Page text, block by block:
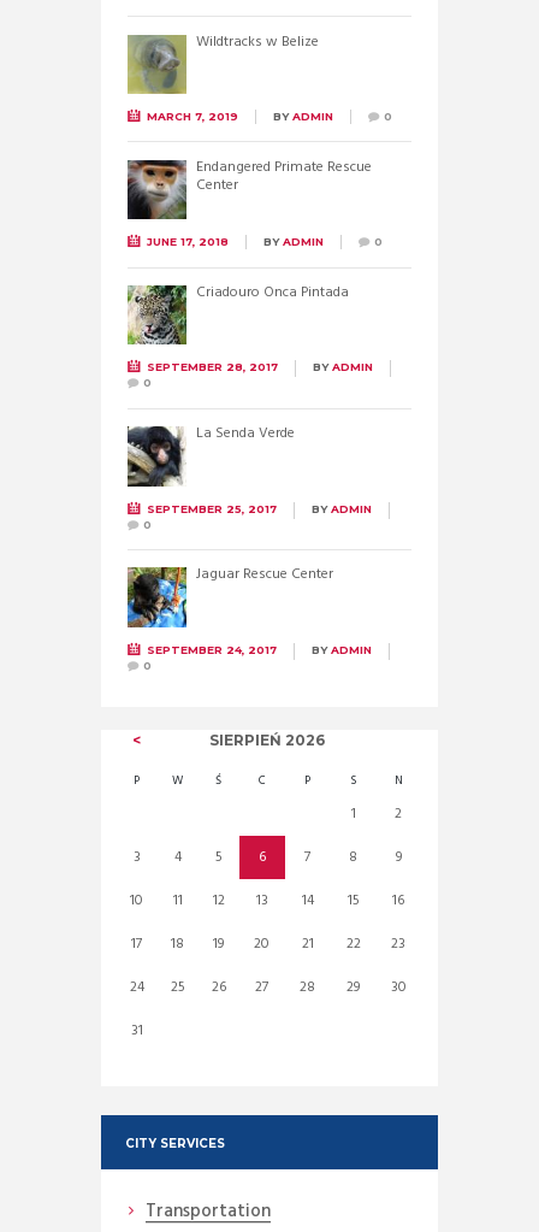
Wildtracks w Belize
MARCH 7, 2019 BYADMIN 0
Endangered Primate Rescue
Center
JUNE 17, 2018 BYADMIN 0
Criadouro Onca Pintada
SEPTEMBER 28, 2017 BYADMIN
0
La Senda Verde
SEPTEMBER 25, 2017 BYADMIN
0
Jaguar Rescue Center
SEPTEMBER 24, 2017 BYADMIN
0
SIERPIEŃ 2026
P W Ś C P S N
1
2
3
4 5 6 7 8
9
10
11 12 13 14 15
16
17
18 19 20 21 22
23
24
25 26 27 28 29
30
31
CITY SERVICES
Transportation